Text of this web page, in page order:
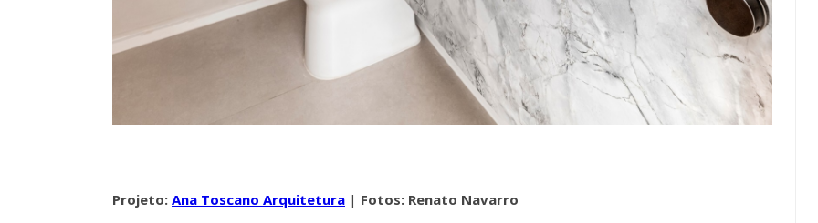
Projeto: Ana Toscano Arquitetura | Fotos: Renato Navarro